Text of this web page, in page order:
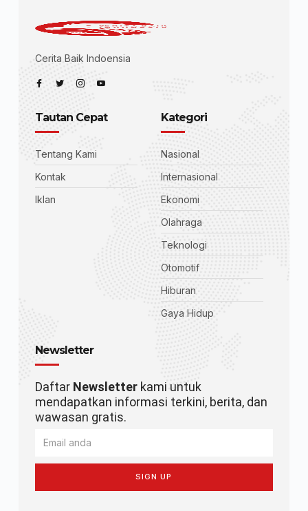
Cerita Baik Indoensia
Tautan Cepat
Tentang Kami
Kontak
Iklan
Kategori
Nasional
Internasional
Ekonomi
Olahraga
Teknologi
Otomotif
Hiburan
Gaya Hidup
Newsletter
Daftar Newsletterkami untuk
mendapatkan informasi terkini, berita, dan
wawasan gratis.
SIGN UP